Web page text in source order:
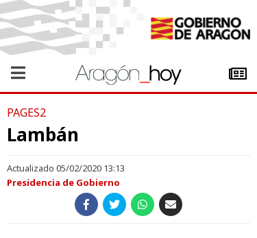
PAGES2
Lambán
Actualizado 05/02/2020 13:13
Presidencia de Gobierno